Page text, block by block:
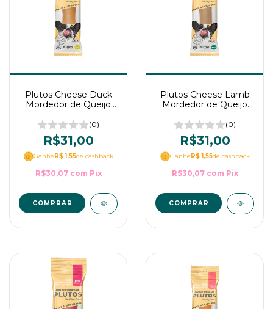
Plutos Cheese Duck
Mordedor de Queijo
(0)
R$31,00
GanheR$ 1,55de cashback
R$30,07 com Pix
COMPRAR
Plutos Cheese Lamb
Mordedor de Queijo
(0)
R$31,00
GanheR$ 1,55de cashback
R$30,07 com Pix
COMPRAR